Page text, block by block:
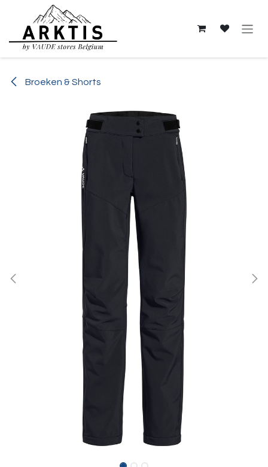
Overslaan naar inhoud
Broeken & Shorts